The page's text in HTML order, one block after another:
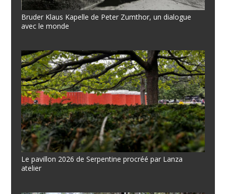
Bruder Klaus Kapelle de Peter Zumthor, un dialogue
avec le monde
Le pavillon 2026 de Serpentine procréé par Lanza
atelier